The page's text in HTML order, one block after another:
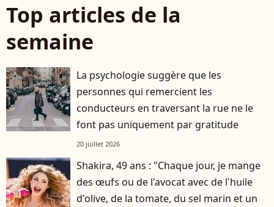
Top articles de la
semaine
La psychologie suggère que les
personnes qui remercient les
conducteurs en traversant la rue ne le
font pas uniquement par gratitude
20 juillet 2026
Shakira, 49 ans : "Chaque jour, je mange
des œufs ou de l'avocat avec de l'huile
d'olive, de la tomate, du sel marin et un